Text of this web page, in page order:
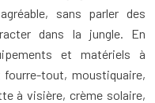
sans parler des
dans la jungle. En
et matériels à
fourre-tout, moustiquaire,
à visière, crème solaire,